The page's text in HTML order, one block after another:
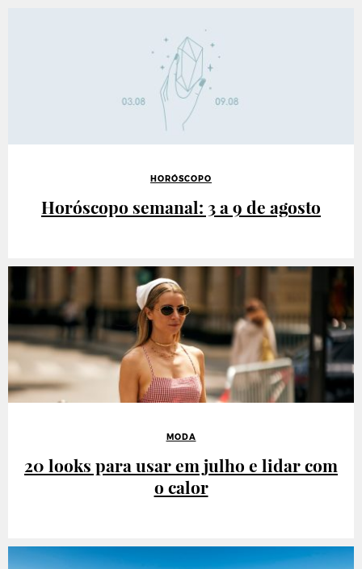
HORÓSCOPO
Horóscopo semanal: 3 a 9 de agosto
MODA
20 looks para usar em julho e lidar com
o calor